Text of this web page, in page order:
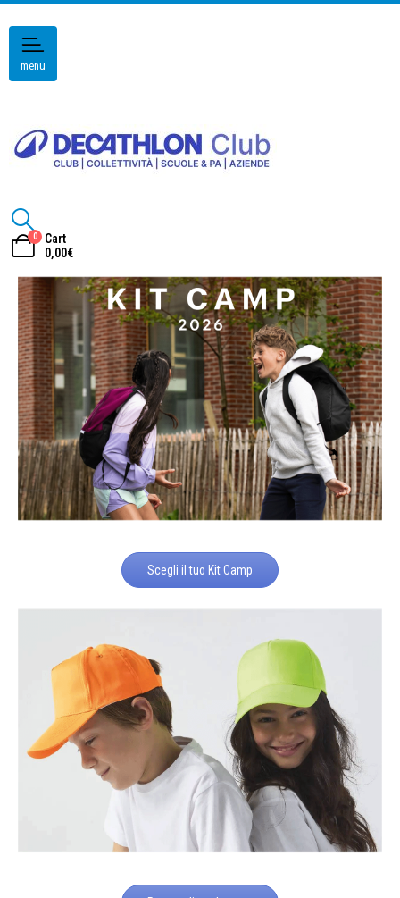
menu
0
Cart
0,00€
Scegli il tuo Kit Camp